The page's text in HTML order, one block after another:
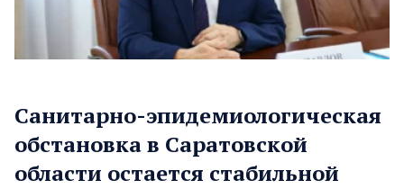
Санитарно-эпидемиологическая
обстановка в Саратовской
области остается стабильной